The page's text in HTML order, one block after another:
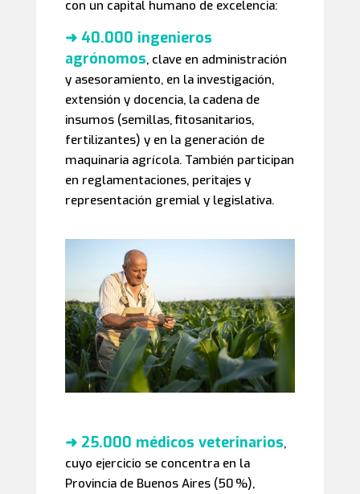
con un capital humano de excelencia:
➜ 40.000 ingenieros
agrónomos, clave en administración
y asesoramiento, en la investigación,
extensión y docencia, la cadena de
insumos (semillas, fitosanitarios,
fertilizantes) y en la generación de
maquinaria agrícola. También participan
en reglamentaciones, peritajes y
representación gremial y legislativa.
➜ 25.000 médicos veterinarios,
cuyo ejercicio se concentra en la
Provincia de Buenos Aires (50 %),